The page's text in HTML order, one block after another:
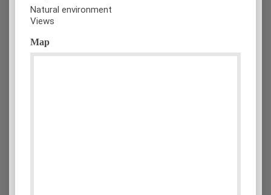
Natural environment
Views
Map